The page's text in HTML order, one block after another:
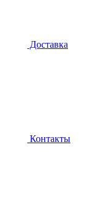
Доставка
Контакты